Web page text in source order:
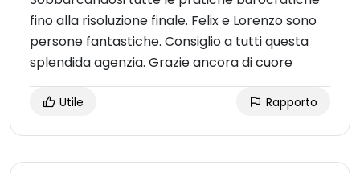
fino alla risoluzione finale. Felix e Lorenzo sono
persone fantastiche. Consiglio a tutti questa
splendida agenzia. Grazie ancora di cuore
Utile Rapporto